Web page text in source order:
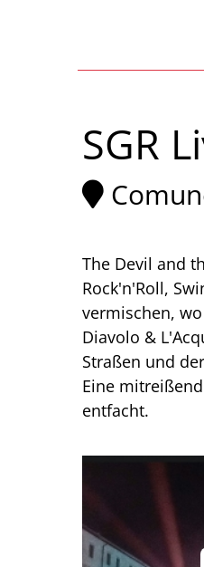
SGR
The Devil and
Rock'n'Roll,
vermischen,
Diavolo &
Straßen und
Eine
entfacht.